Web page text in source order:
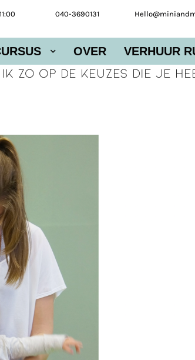
040-3690131
OVER VERHUUR
zo op de keuzes die je